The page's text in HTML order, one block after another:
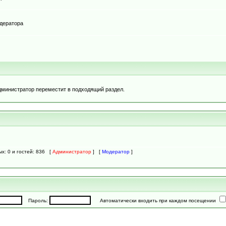
переместит в подходящий раздел.
0 и гостей: 836 [ Администратор ] [ Модератор ]
Пароль: Автоматически входить при каждом посещении